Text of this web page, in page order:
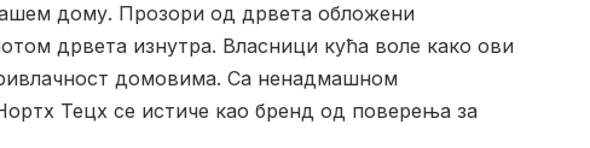
дому. Прозори од дрвета обложени
дрвета изнутра. Власници кућа воле како ови
домовима. Са ненадмашном
Тецх се истиче као бренд од поверења за